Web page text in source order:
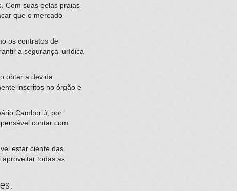
Com suas belas praias
que o mercado
os contratos de
a segurança jurídica
obter a devida
inscritos no órgão e
Camboriú, por
contar com
estar ciente das
aproveitar todas as